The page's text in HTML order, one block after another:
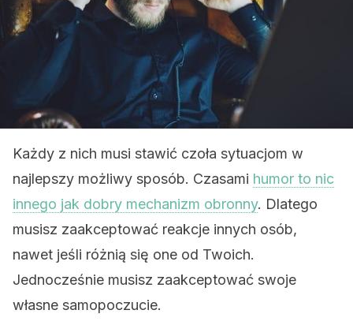
Każdy z nich musi stawić czoła sytuacjom w
najlepszy możliwy sposób. Czasami humor to nic
innego jak dobry mechanizm obronny. Dlatego
musisz zaakceptować reakcje innych osób,
nawet jeśli różnią się one od Twoich.
Jednocześnie musisz zaakceptować swoje
własne samopoczucie.